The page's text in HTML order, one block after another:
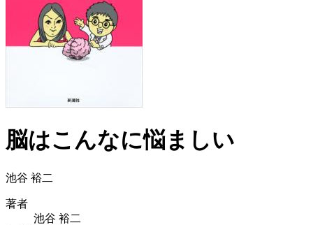
脳はこんなに悩ましい
池谷 裕二
著者
池谷 裕二